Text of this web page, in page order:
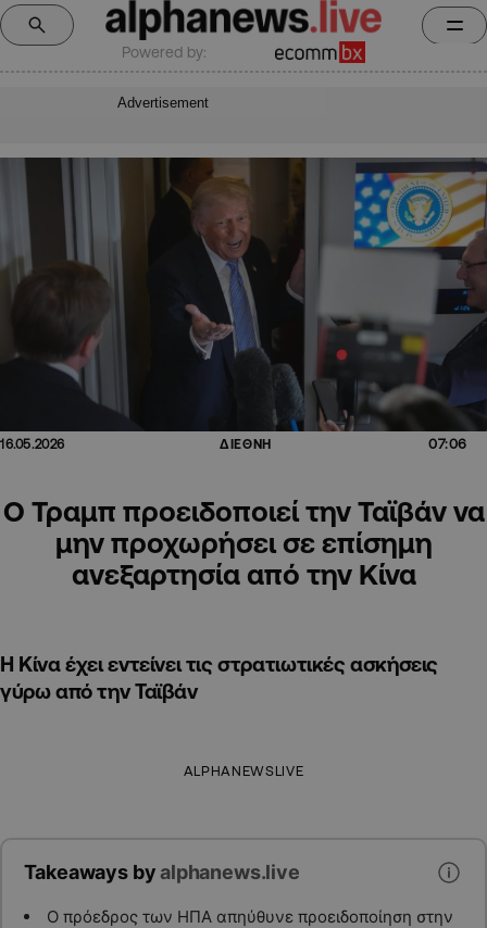
Powered by:
Advertisement
16.05.2026 ΔΙΕΘΝΗ 07:06
Ο Τραμπ προειδοποιεί την Ταϊβάν να
μην προχωρήσει σε επίσημη
ανεξαρτησία από την Κίνα
Η Κίνα έχει εντείνει τις στρατιωτικές ασκήσεις
γύρω από την Ταϊβάν
ALPHANEWSLIVE
Takeaways byalphanews.live
Ο πρόεδρος των ΗΠΑ απηύθυνε προειδοποίηση στην